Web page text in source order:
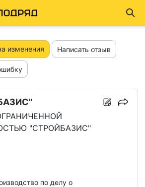
изменения Написать отзыв
"СТРОЙБАЗИС"
по делу о